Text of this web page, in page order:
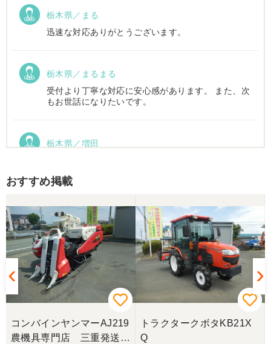
栃木県／まる
迅速な対応ありがとうございます。
栃木県／まるまる
受付より丁寧な対応に安心感があります。 また、次
もお世話になりたいです。
栃木県／増田
おすすめ掲載
コンバインヤンマーAJ219
農機具専門店 三重発送整
トラクタークボタKB21X
Q